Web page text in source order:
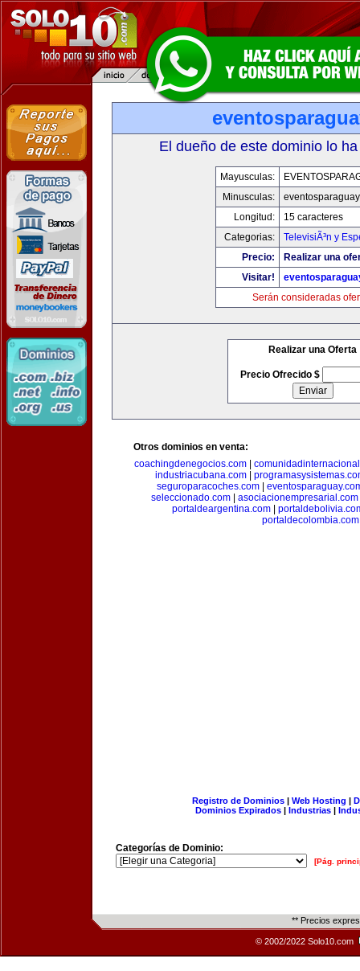
El dueño de este dominio lo
Mayusculas:
Minusculas:
Longitud:
15 caracteres
Categorias:
TelevisiÃ³n y
Precio:
Realizar una
Visitar!
Serán consideradas
Realizar una Oferta
Precio Ofrecido $
Otros dominios en venta:
coachingdenegocios.com
industriacubana.com
seguroparacoches.com|
seleccionado.com| asociacionempresarial.com
portaldeargentina.com|
portaldecolombia.com
Registro de Dominios| Web Hosting |
Dominios Expirados | Industrias |
Categorías de Dominio:
[Pág.
** Precios
© 2002/2022 Solo10.com